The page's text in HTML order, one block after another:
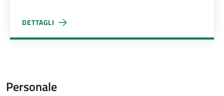
DETTAGLI
ROBERTO SCARZELLA
Personale